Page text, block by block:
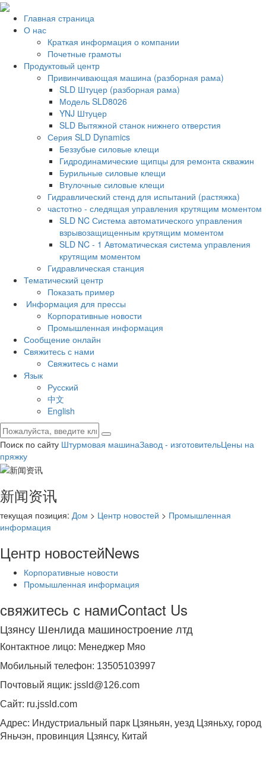
Главная страница
О нас
Краткая информация о компании
Почетные грамоты
Продуктовый центр
Привинчивающая машина (разборная рама)
SLD Штуцер (разборная рама)
Модель SLD8026
YNJ Штуцер
SLD Вытяжной станок нижнего отверстия
Серия SLD Dynamics
Беззубые силовые клещи
Гидродинамические щипцы для ремонта скважин
Бурильные силовые клещи
Втулочные силовые клещи
Гидравлический стенд для испытаний (растяжка)
частотно - следящая управления крутящим моментом
SLD NC Система автоматического управления
взрывозащищенным крутящим моментом
SLD NC - 1 Автоматическая система управления
крутящим моментом
Гидравлическая станция
Тематический центр
Показать пример
Информация для прессы
Корпоративные новости
Промышленная информация
Сообщение онлайн
Свяжитесь с нами
Свяжитесь с нами
Язык
Русский
中文
English
Поиск по сайту Штурмовая машинаЗавод - изготовительЦены на
пряжку
新闻资讯
текущая позиция: Дом > Центр новостей > Промышленная
информация
Центр новостейNews
Корпоративные новости
Промышленная информация
свяжитесь с намиContact Us
Цзянсу Шенлида машиностроение лтд
Контактное лицо: Менеджер Мяо
Мобильный телефон: 13505103997
Почтовый ящик: jssld@126.com
Сайт: ru.jssld.com
Адрес: Индустриальный парк Цзяньян, уезд Цзяньху, город
Яньчэн, провинция Цзянсу, Китай